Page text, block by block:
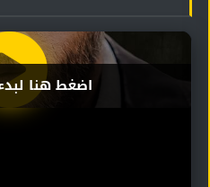
مدبلجة
اضغط هنا